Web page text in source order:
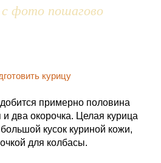
фото пошагово
примерно половина
два окорочка. Целая курица
кусок куриной кожи,
для колбасы.